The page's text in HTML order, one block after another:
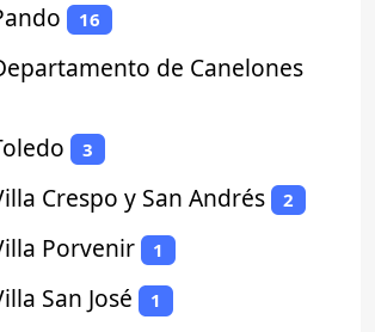
16
de Canelones
3
Crespo y San Andrés 2
Porvenir 1
San José 1